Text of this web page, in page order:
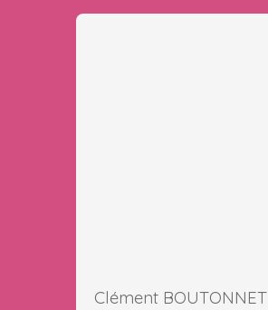
Clément BOUTONNET